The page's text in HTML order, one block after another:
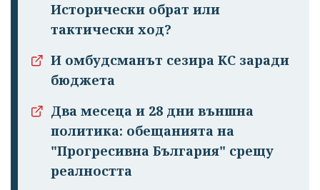
Исторически обрат или
тактически ход?
И омбудсманът сезира КС заради
бюджета
Два месеца и 28 дни външна
политика: обещанията на
"Прогресивна България" срещу
реалността